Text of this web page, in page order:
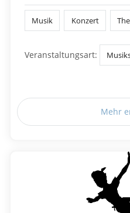
Musik Konzert
Veranstaltungsart:
Mehr